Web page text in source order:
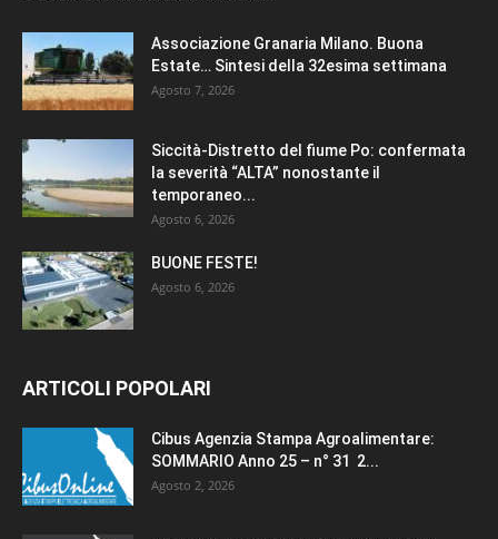
Associazione Granaria Milano. Buona
Estate… Sintesi della 32esima settimana
Agosto 7, 2026
Siccità-Distretto del fiume Po: confermata
la severità “ALTA” nonostante il
temporaneo...
Agosto 6, 2026
BUONE FESTE!
Agosto 6, 2026
ARTICOLI POPOLARI
Cibus Agenzia Stampa Agroalimentare:
SOMMARIO Anno 25 – n° 31 2...
Agosto 2, 2026